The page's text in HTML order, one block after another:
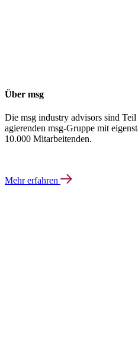
Über msg
Die msg industry advisors sind
agierenden msg-Gruppe mit
10.000 Mitarbeitenden.
Mehr erfahren